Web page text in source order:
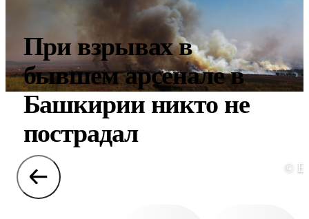
При взрывах в
бывшем арсенале в
Башкирии никто не
пострадал
©